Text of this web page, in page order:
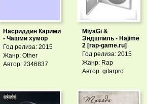
Насриддин Карими
- Чашми хумор
Год релиза: 2015
Жанр: Other
Автор: 2346837
MiyaGi &
Эндшпиль - Hajime
2 [rap-game.ru]
Год релиза: 2015
Жанр: Rap
Автор: gitarpro